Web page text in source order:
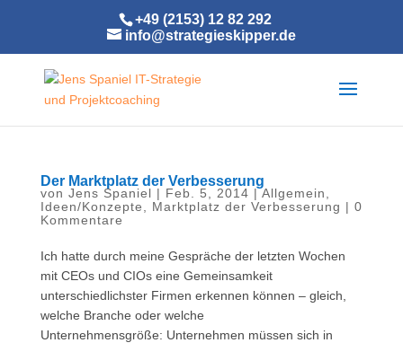
+49 (2153) 12 82 292
info@strategieskipper.de
Der Marktplatz der Verbesserung
von Jens Spaniel | Feb. 5, 2014 |Allgemein
Ideen/Konzepte
Marktplatz der Verbesserung | 0
Kommentare
Ich hatte durch meine Gespräche der letzten Wochen
mit CEOs und CIOs eine Gemeinsamkeit
unterschiedlichster Firmen erkennen können – gleich,
welche Branche oder welche
Unternehmensgröße: Unternehmen müssen sich in